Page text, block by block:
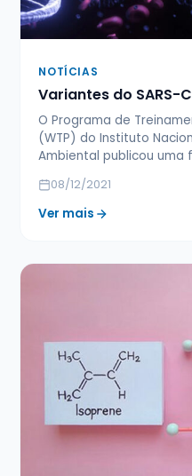
NOTÍCIAS
Variantes do SARS-
O Programa de
(WTP) do Instituto
Ambiental publicou
08/12/2021
Ver mais